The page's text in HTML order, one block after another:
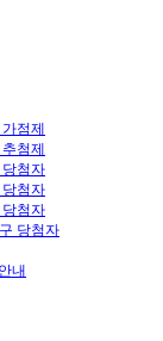
점제
첨제
첨자
첨자
첨자
당첨자
내